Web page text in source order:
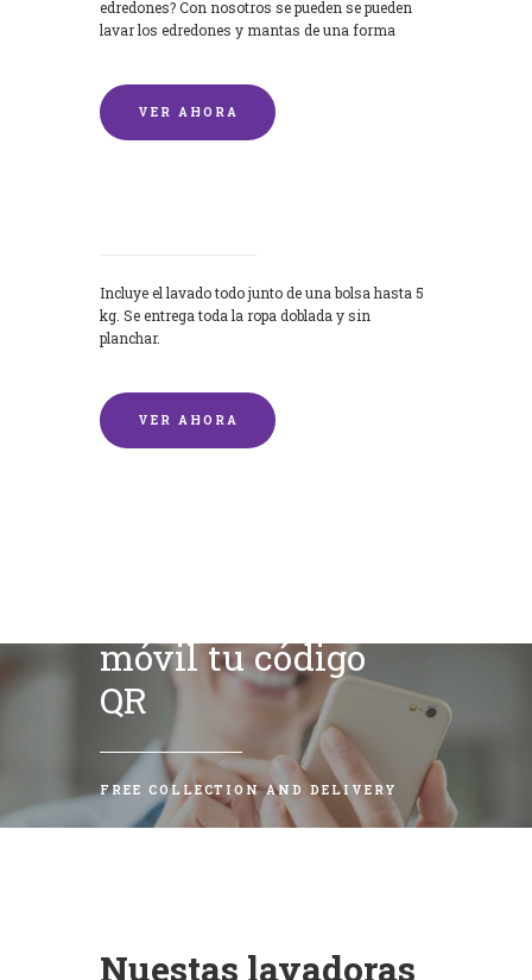
edredones? Con nosotros se pueden se pueden
lavar los edredones y mantas de una forma
VER AHORA
Incluye el lavado todo junto de una bolsa hasta 5
kg. Se entrega toda la ropa doblada y sin
planchar.
VER AHORA
móvil tu código
QR
FREE COLLECTION AND DELIVERY
Nuestas lavadoras